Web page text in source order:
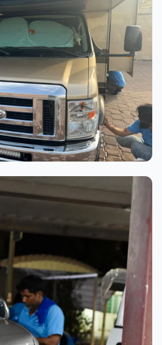
عملية الغسيل